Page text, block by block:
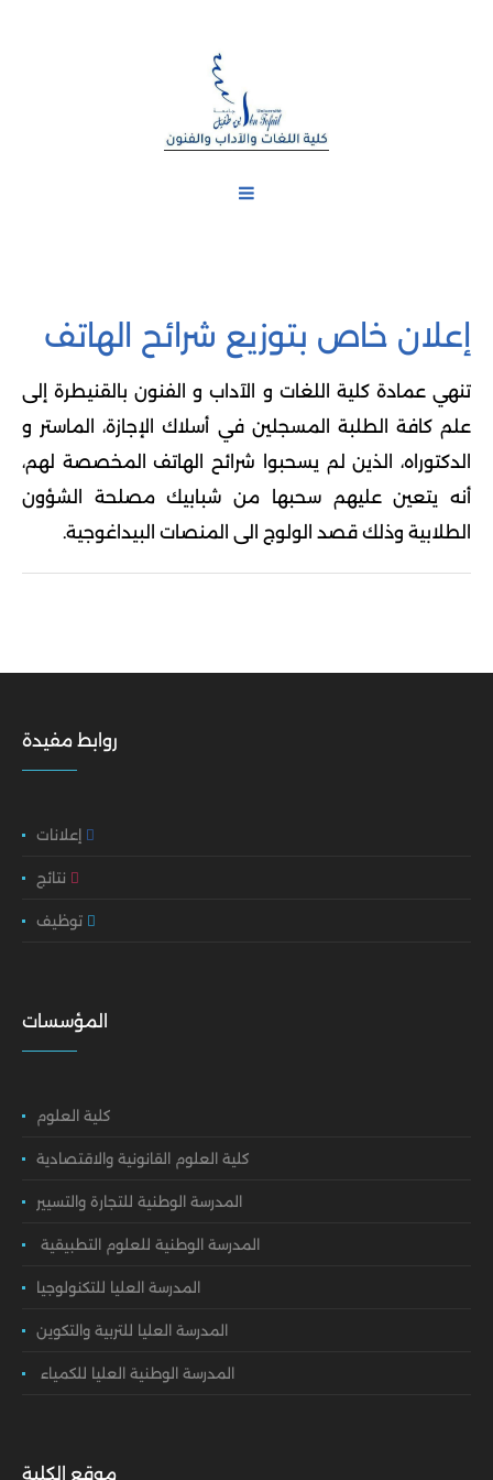
إعلان خاص بتوزيع شرائح الهاتف
تنهي عمادة كلية
اللغات و الآداب و الفنون بالقنيطرة إلى
علم كافة الطلبة المسجلينفي أسلاكالجازة، الماستر و
الدكتوراه، الذين لم يسحبوا شرائح الهاتف المخصصة لهم،
أنهيتعين عليهم سحبها
من شبابيك مصلحة الشؤون
الطلابية وذلك قصد الولوج الى المنصات البيداغوجية.
روابط مفيدة
المؤسسات
كلية العلوم
كلية العلوم القانونية والاقتصادية
المدرسة الوطنية للتجارة والتسيير
المدرسة الوطنية للعلوم التطبيقية
المدرسة العليا للتكنولوجيا
المدرسة العليا للتربية والتكوين
المدرسة الوطنية العليا للكمياء
موقع الكلية